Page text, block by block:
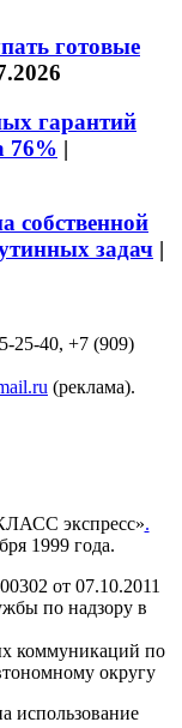
готовые
гарантий
76% |
собственной
задач |
25-40, +7 (909)
(реклама).
экспресс».
1999 года.
от 07.10.2011
по надзору в
коммуникаций по
округу
использование